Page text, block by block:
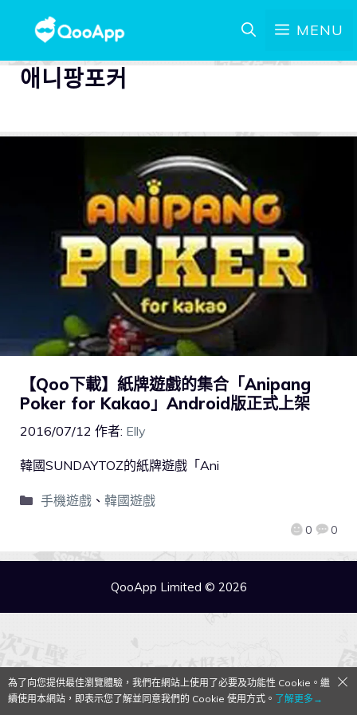
MENU
애니팡포커
【Qoo下載】紙牌遊戲的集合「Anipang
Poker for Kakao」Android版正式上架
2016/07/12 作者: Elly
0 0
韓國SUNDAYTOZ的紙牌遊戲「Ani
手機遊戲、 韓國遊戲
QooApp Limited © 2026
為了向您提供最佳瀏覽體驗，我們在網站上使用了必要及功能性 Cookie。繼
續使用本網站，即表示您了解並同意我們的 Cookie 使用方式。 了解更多→